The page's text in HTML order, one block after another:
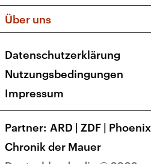
Apps
Newsletter
Veranstaltungen
Social Media
Über uns
Presse
Karriere
Transparenz
Datenschutzerklärung
Nutzungsbedingungen
Impressum
Partner ARD | ZDF | Phoenix
Chronik der Mauer